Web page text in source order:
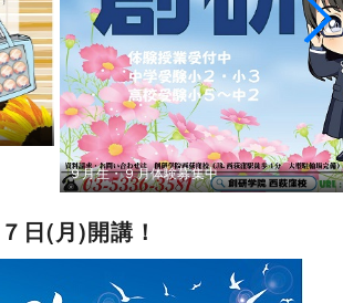
日(月)開講！